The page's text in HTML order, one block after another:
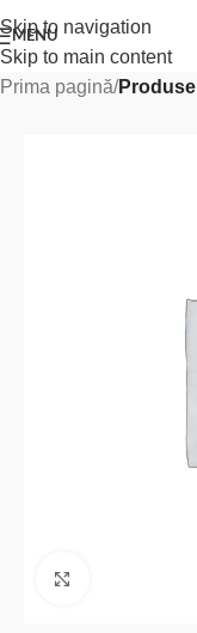
Skip to navigation
Skip to main content
MENU
Prima pagină Produse